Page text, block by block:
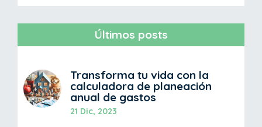
Últimos posts
Transforma tu vida con la
calculadora de planeación
anual de gastos
21 Dic, 2023